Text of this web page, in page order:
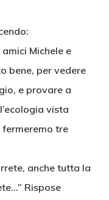
Michele e
bene, per vedere
e provare a
vista
fermeremo tre
anche tutta la
Rispose